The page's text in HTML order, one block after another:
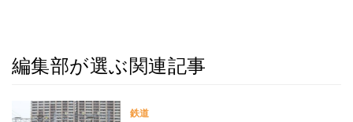
編集部が選ぶ関連記事
鉄道